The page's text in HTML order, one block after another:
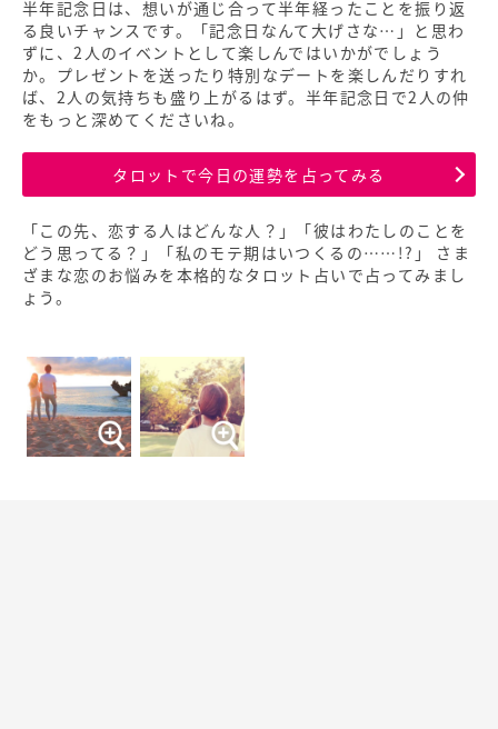
半年記念日は、想いが通じ合って半年経ったことを振り返
る良いチャンスです。「記念日なんて大げさな…」と思わ
ずに、2人のイベントとして楽しんではいかがでしょう
か。プレゼントを送ったり特別なデートを楽しんだりすれ
ば、2人の気持ちも盛り上がるはず。半年記念日で2人の仲
をもっと深めてくださいね。
タロットで今日の運勢を占ってみる
「この先、恋する人はどんな人？」「彼はわたしのことを
どう思ってる？」「私のモテ期はいつくるの……!?」 さま
ざまな恋のお悩みを本格的なタロット占いで占ってみまし
ょう。